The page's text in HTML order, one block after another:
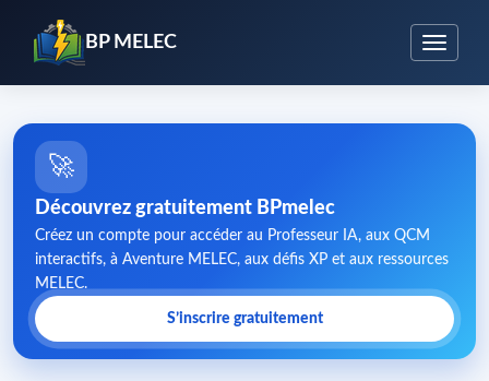
BP MELEC
🚀
Découvrez gratuitement BPmelec
Créez un compte pour accéder au Professeur IA, aux QCM
interactifs, à Aventure MELEC, aux défis XP et aux ressources
MELEC.
S’inscrire gratuitement